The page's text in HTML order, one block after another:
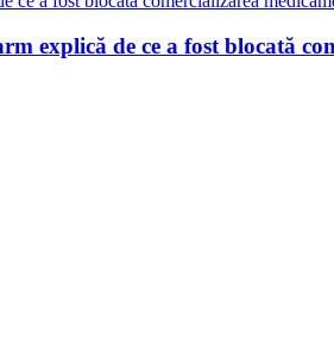
explică de ce a fost blocată